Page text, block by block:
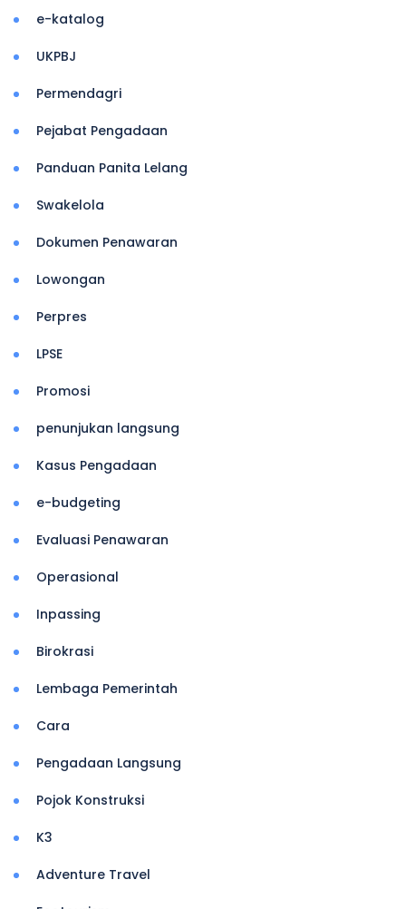
e-katalog
UKPBJ
Permendagri
Pejabat Pengadaan
Panduan Panita Lelang
Swakelola
Dokumen Penawaran
Lowongan
Perpres
LPSE
Promosi
penunjukan langsung
Kasus Pengadaan
e-budgeting
Evaluasi Penawaran
Operasional
Inpassing
Birokrasi
Lembaga Pemerintah
Cara
Pengadaan Langsung
Pojok Konstruksi
K3
Adventure Travel